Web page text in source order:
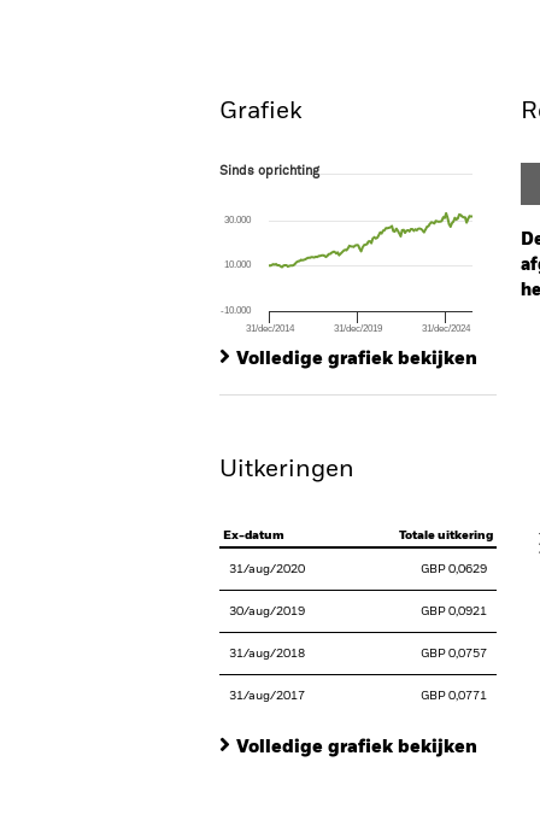
Grafiek
Sinds oprichting
The chart has 1 X axis displaying Time.
The chart has 1 Y axis displaying values.
Sinds oprichting
31/dec/2014 31/dec/2019 31/dec/2024
-10.000
10.000
30.000
Volledige grafiek bekijken
Uitkeringen
Ex-datum Totale uitkering
31/aug/2020 GBP 0,0629
30/aug/2019 GBP 0,0921
31/aug/2018 GBP 0,0757
31/aug/2017 GBP 0,0771
Volledige grafiek bekijken